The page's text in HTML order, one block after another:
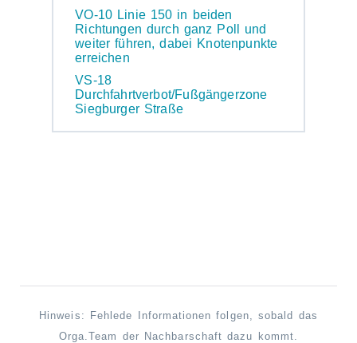
VO-10 Linie 150 in beiden
Richtungen durch ganz Poll und
weiter führen, dabei Knotenpunkte
erreichen
VS-18
Durchfahrtverbot/Fußgängerzone
Siegburger Straße
Hinweis: Fehlede Informationen folgen, sobald das
Orga.Team der Nachbarschaft dazu kommt.